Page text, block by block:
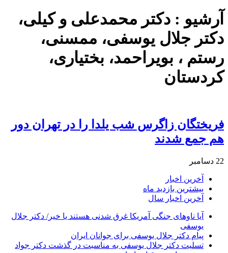
آرشیو : دکتر محمدعلی و کیلی،
دکتر جلال یوسفی، ممسنی،
رستم ، بویراحمد، بختیاری،
کردستان
فریختگان زاگرس شب یلدا را در تهران دور
هم جمع شدند
22 دسامبر
آخرین اخبار
بیشترین بازدید ماه
آخرین اخبار سال
آیا ناوهای جنگی آمریکا غرق شدنی هستند یا خیر/ دکتر جلال
یوسفی
پیام دکتر جلال یوسفی برای جوانان ایران
تسلیت دکتر جلال یوسفی به مناسبت در گذشت دکتر جواد